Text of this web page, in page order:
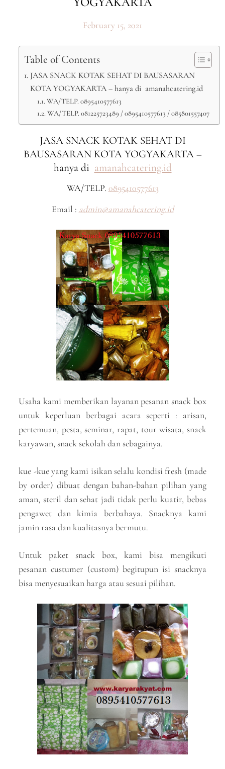
February 15, 2021
Table of Contents
JASA SNACK KOTAK SEHAT DI BAUSASARAN
KOTA YOGYAKARTA – hanya di amanahcatering.id
WA/TELP. 0895410577613
WA/TELP. 081225723489 / 0895410577613 / 085801557407
JASA SNACK KOTAK SEHAT DI
BAUSASARAN KOTA YOGYAKARTA –
hanya di amanahcatering.id
WA/TELP. 0895410577613
Email : admin@amanahcatering.id
Usaha kami memberikan layanan pesanan snack box
untuk keperluan berbagai acara seperti : arisan,
pertemuan, pesta, seminar, rapat, tour wisata, snack
karyawan, snack sekolah dan sebagainya.
kue -kue yang kami isikan selalu kondisi fresh (made
by order) dibuat dengan bahan-bahan pilihan yang
aman, steril dan sehat jadi tidak perlu kuatir, bebas
pengawet dan kimia berbahaya. Snacknya kami
jamin rasa dan kualitasnya bermutu.
Untuk paket snack box, kami bisa mengikuti
pesanan custumer (custom) begitupun isi snacknya
bisa menyesuaikan harga atau sesuai pilihan.